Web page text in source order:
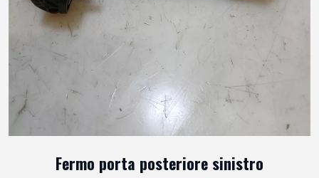
Fermo porta posteriore sinistro